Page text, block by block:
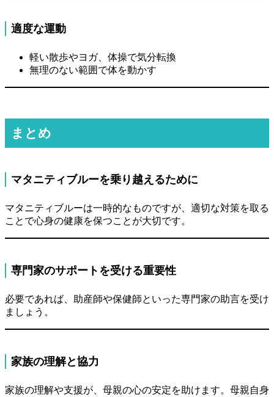
適度な運動
軽い散歩やヨガ、体操で気分転換
無理のない範囲で体を動かす
まとめ
マタニティブルーを乗り越えるために
マタニティブルーは一時的なものですが、適切な対策を取る
ことで心身の健康を保つことが大切です。
専門家のサポートを受ける重要性
必要であれば、助産師や保健師といった専門家の助言を受け
ましょう。
家族の理解と協力
家族の理解や支援が、母親の心の安定を助けます。母親自身